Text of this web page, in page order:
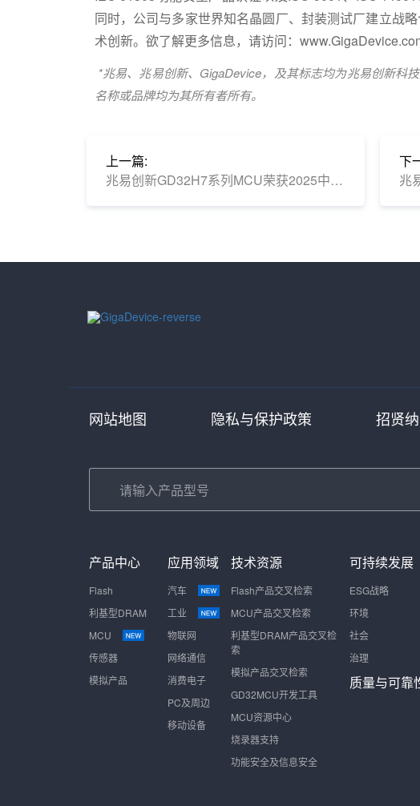
同时，公司与多家世界知名晶圆厂、封装测试厂建立战
术创新。欲了解更多信息，请访问：
*兆易、兆易创新、GigaDevice，及其标志均为兆易创新科
名称或品牌均为其所有者所有。
上一篇:
兆易创新GD32H7系列MCU荣获2025中国国际工业博览会集成电路创新成果奖
下
网站地图 隐私与保护政策 招贤
产品中心
Flash
利基型DRAM
MCU
传感器
模拟产品
应用领域
汽车
工业
物联网
网络通信
消费电子
PC及周边
移动设备
技术资源
Flash产品交叉检索
MCU产品交叉检索
利基型DRAM产品交叉检
索
模拟产品交叉检索
GD32MCU开发工具
MCU资源中心
烧录器支持
功能安全及信息安全
可持续发展
ESG战略
环境
社会
治理
质量与可靠